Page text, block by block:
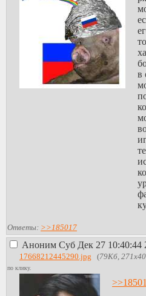
в
Ответы: >>185017
Аноним Суб Дек 27 10:40:44
17668212445290.jpg (79Кб,
по клику.